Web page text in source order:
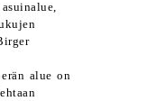
alue on